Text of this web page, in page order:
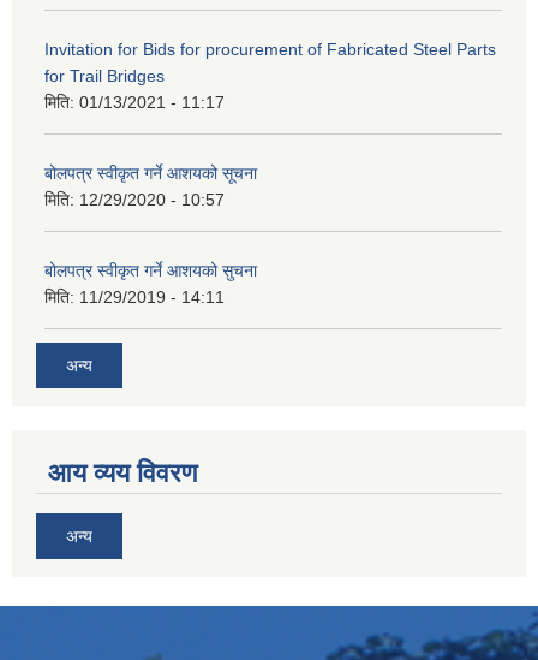
Invitation for Bids for procurement of Fabricated Steel Parts
for Trail Bridges
मिति: 01/13/2021 - 11:17
बोलपत्र स्वीकृत गर्ने आशयको सूचना
मिति: 12/29/2020 - 10:57
बोलपत्र स्वीकृत गर्ने आशयको सुचना
मिति: 11/29/2019 - 14:11
अन्य
आय व्यय विवरण
अन्य